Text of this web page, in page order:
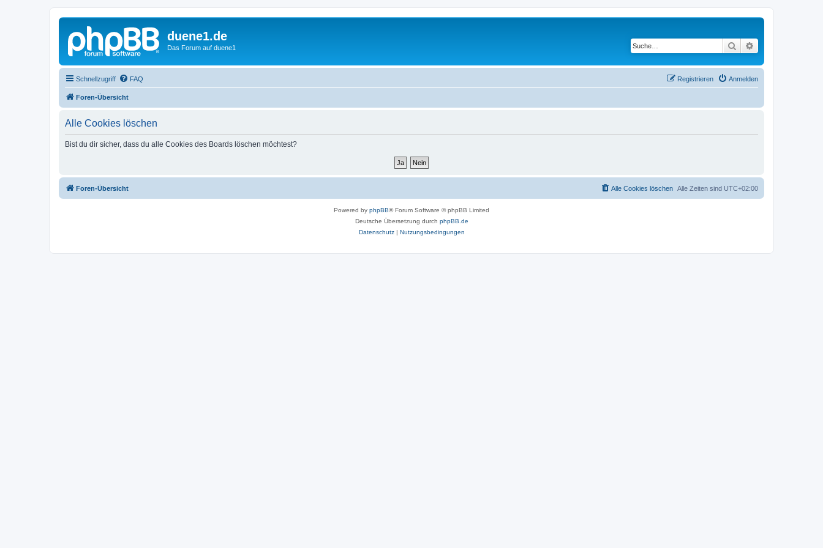
duene1.de
Das Forum auf duene1 Suche
Schnellzugriff FAQ Anmelden
Registrieren
Foren-Übersicht
Alle Cookies löschen
Bist du dir sicher, dass du alle Cookies des Boards löschen möchtest?
Foren-Übersicht Alle Zeiten sind UTC+02:00
Alle Cookies löschen
Powered by phpBB® Forum Software © phpBB Limited
Deutsche Übersetzung durch phpBB.de
Datenschutz| Nutzungsbedingungen